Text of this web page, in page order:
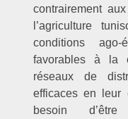
contrairement
l’agriculture
conditions ago-
favorables à la
réseaux de
efficaces en leur
besoin